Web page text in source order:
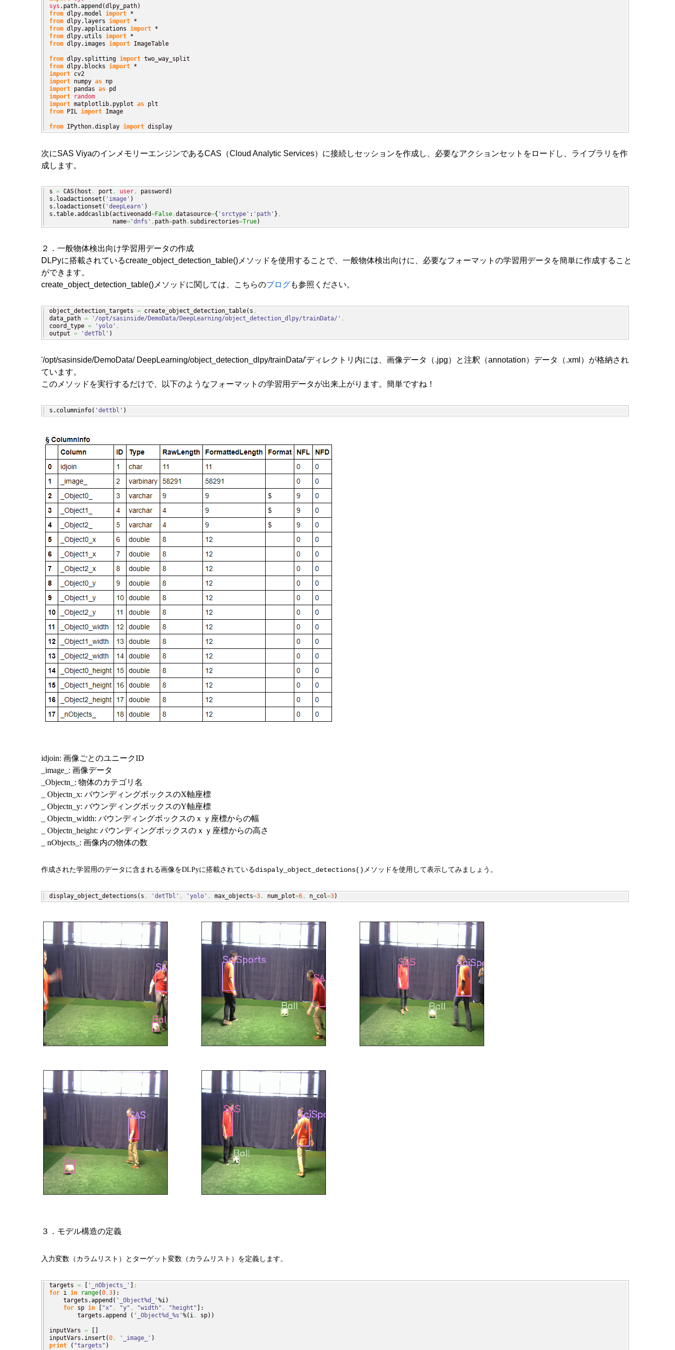
sys . path.append (dlpy_path)
from dlpy.model import
from dlpy. layers import
from dlpy.applications import
from dlpy. utils import
from dlpy. images import ImageTable
from dlpy. splitting import
from dlpy. blocks import
import
import numpy as
import pandas as
import
random
import matplotlib. pyplot as
from PIL import Image
from IPython.display import display
次にSAS ViyaのインメモリーエンジンであるCAS（Cloud Analytic Services）に接続しセッションを作成し、必要なアクションセットをロードし、ライブラリを作
成します。
s = CAS( host , port , user, password )
s. loadactionset ( 'image' )
s. loadactionset ( 'deepLearn' )
s.table.addcaslib(activeonadd=False,datasource={ 'srctype' : 'path' } ,
                  name
= 'dnfs' , path=path, subdirectories=True)
２．一般物体検出向け学習用データの作成
DLPyに搭載されているcreate_object_detection_table()メソッドを使用することで、一般物体検出向けに、必要なフォーマットの学習用データを簡単に作成すること
ができます。
create_object_detection_table()メソッドに関しては、こちらのブログも参照ください。
object_detection_targets = create_object_detection_table( s ,
data_path = '/opt/sasinside/DemoData/DeepLearning/object_detection_dlpy/trainData/' ,
coord_type = 'yolo' ,
output = 'detTbl' )
'/opt/sasinside/DemoData/ DeepLearning/object_detection_dlpy/trainData/'ディレクトリ内には、画像データ（.jpg）と注釈（annotation）データ（.xml）が格納され
ています。
このメソッドを実行するだけで、以下のようなフォーマットの学習用データが出来上がります。簡単ですね！
s. columninfo( 'dettbl' )
idjoin: 画像ごとのユニークID
_image_: 画像データ
_Objectn_: 物体のカテゴリ名
_ Objectn_x: バウンディングボックスのX軸座標
_ Objectn_y: バウンディングボックスのY軸座標
_ Objectn_width: バウンディングボックスのｘｙ座標からの幅
_ Objectn_height: バウンディングボックスのｘｙ座標からの高さ
_ nObjects_: 画像内の物体の数
作成された学習用のデータに含まれる画像をDLPyに搭載されているdispaly_object_detections()メソッド を使用 して表示してみましょう。
display_object_detections ( s , 'detTbl' , 'yolo' , max_objects=3, num_plot=6, n_col=3)
３． モデル構造の定義
入力変数（カラムリスト）とターゲット変数（カラムリスト）を定義します。
targets = [ '_nObjects_' ] ;
for i in range(0 ,3) :
    targets.
append ( '_Object%d_' %i )
for sp in [ "x" , "y" , "width" , "height" ] :
        targets.
append ( '_Object%d_%s' %( i , sp) )
inputVars = [ ]
inputVars. insert (0 , '_image_' )
print
( "targets" )